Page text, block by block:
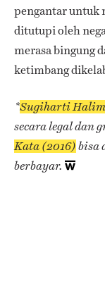
pengantar untuk
ditutupi oleh
merasa bingung
ketimbang
*Sugiharti
secara legal dan
Kata (2016) bisa
berbayar.